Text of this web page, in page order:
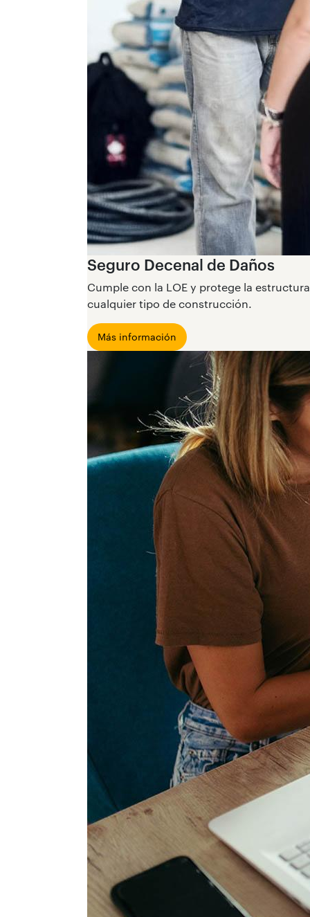
Seguro Decenal de Daños
Cumple con la LOE y protege la
cualquier tipo de construcción.
Más información